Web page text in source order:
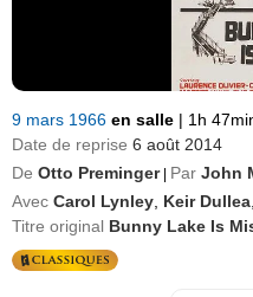
9 mars 1966 en salle | 1h
Date de reprise 6 août 2014
De Otto Preminger Par John
Avec Carol Lynley Keir Dullea
Titre original Bunny Lake Is